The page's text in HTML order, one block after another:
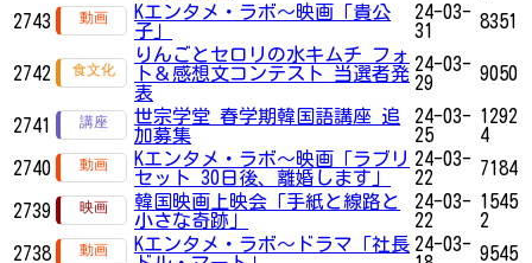
2743
Kエンタメ・ラボ～映画「貴公
子」
24-03-
31
8351
2742
りんごとセロリの水キムチ フォ
ト＆感想文コンテスト 当選者発
表
24-03-
29
9050
2741
世宗学堂 春学期韓国語講座 追
加募集
24-03-
25
1292
4
2740
Kエンタメ・ラボ～映画「ラブリ
セット 30日後、離婚します」
24-03-
22
7184
2739
韓国映画上映会「手紙と線路と
小さな奇跡」
24-03-
22
1545
2
2738
Kエンタメ・ラボ～ドラマ「社長 24-03- 9545